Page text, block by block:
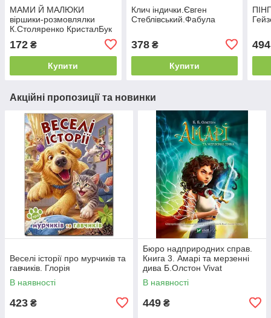
МАМИ Й МАЛЮКИ
віршики-розмовлялки
К.Столяренко КристалБук
172 ₴
Купити
Клич індички.Євген
Стеблівський.Фабула
378₴
Купити
494
Акційні пропозиції та новинки
Веселі історії про мурчиків та
гавчиків. Глорія
В наявності
423 ₴
Бюро надприродних справ.
Книга 3. Амарі та мерзенні
дива Б.Олстон Vivat
В наявності
449 ₴